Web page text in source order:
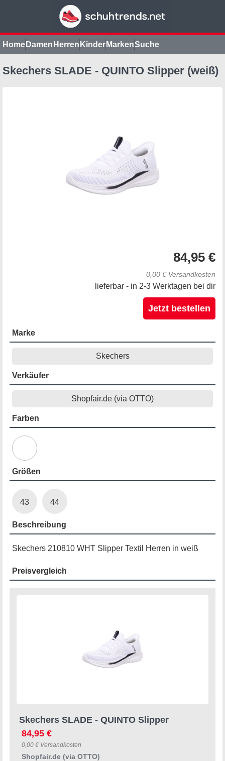
Home Damen Herren Kinder MarkenSuche
Skechers SLADE - QUINTO Slipper (weiß)
84,95 €
0,00 € Versandkosten
lieferbar - in 2-3 Werktagen bei dir
Jetzt bestellen
Marke
Skechers
Verkäufer
Shopfair.de (via OTTO)
Farben
Größen
43 44
Beschreibung
Skechers 210810 WHT Slipper Textil Herren in weiß
Preisvergleich
Skechers SLADE - QUINTO Slipper
84,95 €
0,00 € Versandkosten
Shopfair.de (via OTTO)